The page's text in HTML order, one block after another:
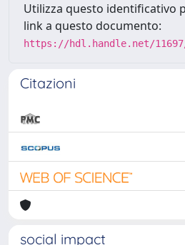
Utilizza questo identificativo
link a questo documento:
https://hdl.handle.net/11697/
Citazioni
social impact